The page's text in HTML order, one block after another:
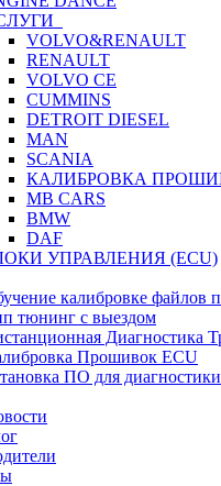
VOLVO&RENAULT
RENAULT
VOLVO CE
CUMMINS
DETROIT DIESEL
MAN
SCANIA
КАЛИБРОВКА
MB CARS
BMW
DAF
УПРАВЛЕНИЯ (ECU)
калибровке файлов
тюнинг с выездом
Диагностика
Прошивок ECU
ПО для диагностики